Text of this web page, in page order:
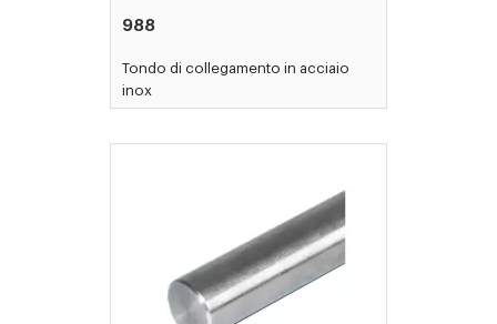
988
Tondo di collegamento in acciaio
inox